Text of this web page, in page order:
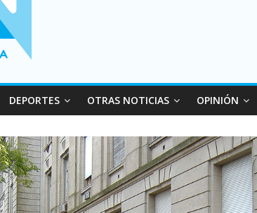
DEPORTES OTRAS NOTICIAS OPINIÓN